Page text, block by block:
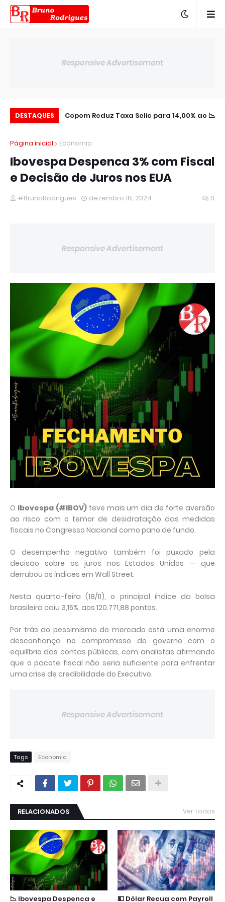
Responsive Advertisement
DESTAQUES
📉 Copom Reduz Taxa Selic para 14,00% ao
🌎 BTG Pactual Amplia Presença na
Negativo no
Página inicial
Economia
Ibovespa Despenca 3% com Fiscal
e Decisão de Juros nos EUA
#BrunoRodrigues dezembro 18, 2024 0
Responsive Advertisement
O Ibovespa (#IBOV)teve mais um dia de forte aversão
ao risco com o temor de desidratação das medidas
fiscais no Congresso Nacional como pano de fundo.
O desempenho negativo também foi puxado pela
decisão sobre os juros nos Estados Unidos — que
derrubou os índices em Wall Street.
Nesta quarta-feira (18/11), o principal índice da bolsa
brasileira caiu 3,15%, aos 120.771,88 pontos.
Por trás do pessimismo do mercado está uma enorme
desconfiança no compromisso do governo com o
equilíbrio das contas públicas, com analistas afirmando
que o pacote fiscal não seria suficiente para enfrentar
uma crise de credibilidade do Executivo.
Responsive Advertisement
Tags Economia
RELACIONADOS Ver todos
📉 Ibovespa Despenca e 💵 Dólar Recua com Payroll